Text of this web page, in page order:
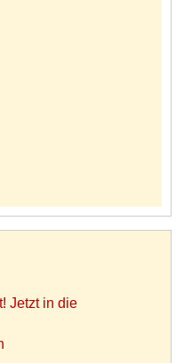
Jetzt in die